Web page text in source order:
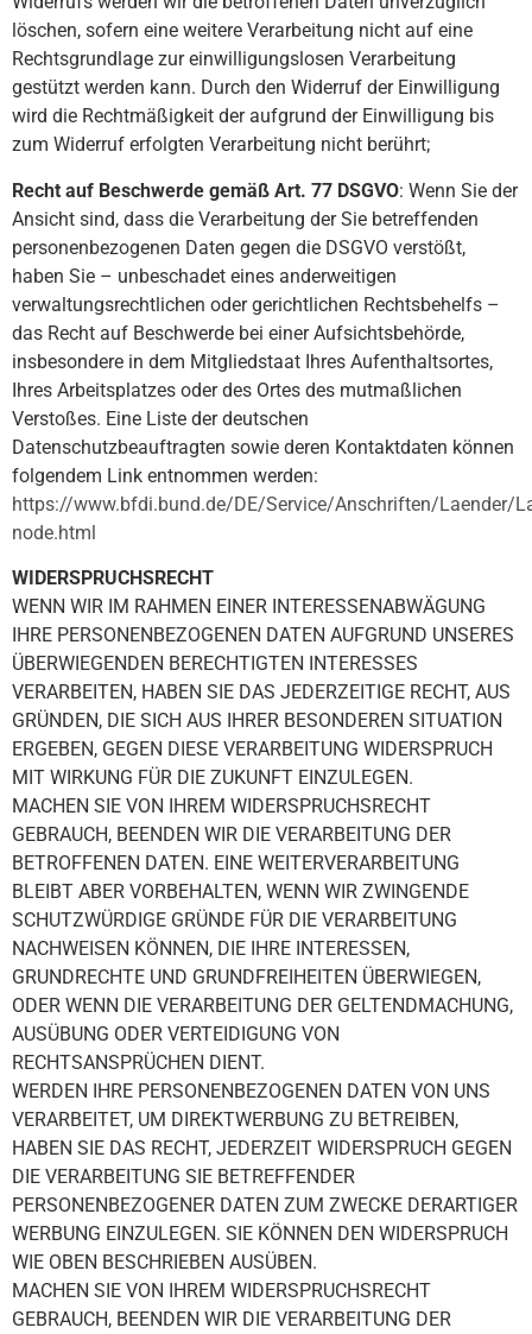
löschen, sofern eine weitere Verarbeitung nicht auf eine
Rechtsgrundlage zur einwilligungslosen Verarbeitung
gestützt werden kann. Durch den Widerruf der Einwilligung
wird die Rechtmäßigkeit der aufgrund der Einwilligung bis
zum Widerruf erfolgten Verarbeitung nicht berührt;
Recht auf Beschwerde gemäß Art. 77 DSGVO: Wenn Sie der
Ansicht sind, dass die Verarbeitung der Sie betreffenden
personenbezogenen Daten gegen die DSGVO verstößt,
haben Sie – unbeschadet eines anderweitigen
verwaltungsrechtlichen oder gerichtlichen Rechtsbehelfs –
das Recht auf Beschwerde bei einer Aufsichtsbehörde,
insbesondere in dem Mitgliedstaat Ihres Aufenthaltsortes,
Ihres Arbeitsplatzes oder des Ortes des mutmaßlichen
Verstoßes. Eine Liste der deutschen
Datenschutzbeauftragten sowie deren Kontaktdaten können
folgendem Link entnommen werden:
https://www.bfdi.bund.de/DE/Service/Anschriften/Laender/
node.html
WIDERSPRUCHSRECHT
WENN WIR IM RAHMEN EINER INTERESSENABWÄGUNG
IHRE PERSONENBEZOGENEN DATEN AUFGRUND UNSERES
ÜBERWIEGENDEN BERECHTIGTEN INTERESSES
VERARBEITEN, HABEN SIE DAS JEDERZEITIGE RECHT, AUS
GRÜNDEN, DIE SICH AUS IHRER BESONDEREN SITUATION
ERGEBEN, GEGEN DIESE VERARBEITUNG WIDERSPRUCH
MIT WIRKUNG FÜR DIE ZUKUNFT EINZULEGEN.
MACHEN SIE VON IHREM WIDERSPRUCHSRECHT
GEBRAUCH, BEENDEN WIR DIE VERARBEITUNG DER
BETROFFENEN DATEN. EINE WEITERVERARBEITUNG
BLEIBT ABER VORBEHALTEN, WENN WIR ZWINGENDE
SCHUTZWÜRDIGE GRÜNDE FÜR DIE VERARBEITUNG
NACHWEISEN KÖNNEN, DIE IHRE INTERESSEN,
GRUNDRECHTE UND GRUNDFREIHEITEN ÜBERWIEGEN,
ODER WENN DIE VERARBEITUNG DER GELTENDMACHUNG,
AUSÜBUNG ODER VERTEIDIGUNG VON
RECHTSANSPRÜCHEN DIENT.
WERDEN IHRE PERSONENBEZOGENEN DATEN VON UNS
VERARBEITET, UM DIREKTWERBUNG ZU BETREIBEN,
HABEN SIE DAS RECHT, JEDERZEIT WIDERSPRUCH GEGEN
DIE VERARBEITUNG SIE BETREFFENDER
PERSONENBEZOGENER DATEN ZUM ZWECKE DERARTIGER
WERBUNG EINZULEGEN. SIE KÖNNEN DEN WIDERSPRUCH
WIE OBEN BESCHRIEBEN AUSÜBEN.
MACHEN SIE VON IHREM WIDERSPRUCHSRECHT
GEBRAUCH, BEENDEN WIR DIE VERARBEITUNG DER